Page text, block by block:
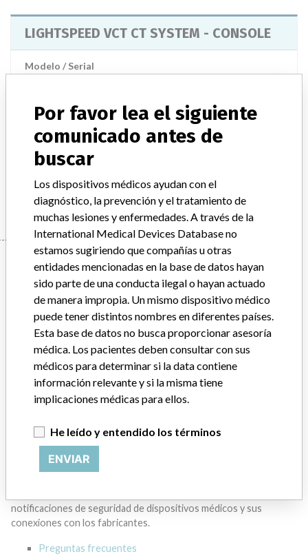
LIGHTSPEED VCT CT SYSTEM - CONSOLE
Modelo / Serial
Descripción del producto
LIGHTSPEED VCT CT SYSTEM - CONSOLE
Manufacturer
HEALTHCARE)
Manufacturer
GENERAL ELECTRIC CANADA (OPERATING
AS GE HEALTHCARE)
Dirección del fabricante
Empresa matriz del fabricante (2017)
Source
ACERCA DE LA BASE DE DATOS
notificaciones de seguridad de dispositivos médicos y sus
conexiones con los fabricantes.
Preguntas frecuentes
Por favor lea el siguiente
comunicado antes de
buscar
Los dispositivos médicos ayudan con el
diagnóstico, la prevención y el tratamiento de
muchas lesiones y enfermedades. A través de la
International Medical Devices Database no
estamos sugiriendo que compañías u otras
entidades mencionadas en la base de datos hayan
sido parte de una conducta ilegal o hayan actuado
de manera impropia. Un mismo dispositivo médico
puede tener distintos nombres en diferentes países.
Esta base de datos no busca proporcionar asesoría
médica. Los pacientes deben consultar con sus
médicos para determinar si la data contiene
información relevante y si la misma tiene
implicaciones médicas para ellos.
He leído y entendido los términos
ENVIAR